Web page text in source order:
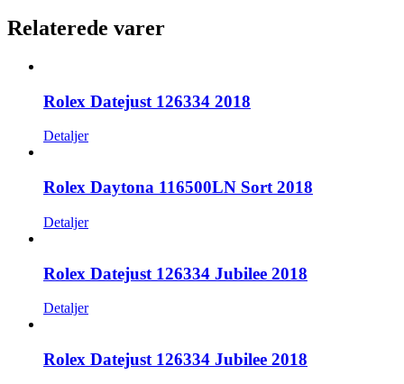
Relaterede varer
Rolex Datejust 126334 2018
Detaljer
Rolex Daytona 116500LN Sort 2018
Detaljer
Rolex Datejust 126334 Jubilee 2018
Detaljer
Rolex Datejust 126334 Jubilee 2018